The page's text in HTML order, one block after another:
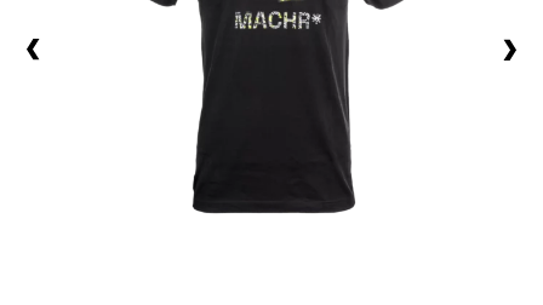
Obuća za slobodno vrijeme